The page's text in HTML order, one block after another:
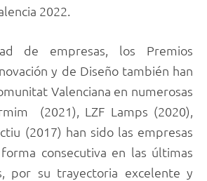
2022.
de empresas, los Premios
y de Diseño también han
Valenciana en numerosas
(2021), LZF Lamps (2020),
(2017) han sido las empresas
consecutiva en las últimas
por su trayectoria excelente y